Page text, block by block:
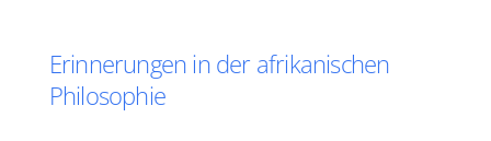
Erinnerungen in der afrikanischen
Philosophie